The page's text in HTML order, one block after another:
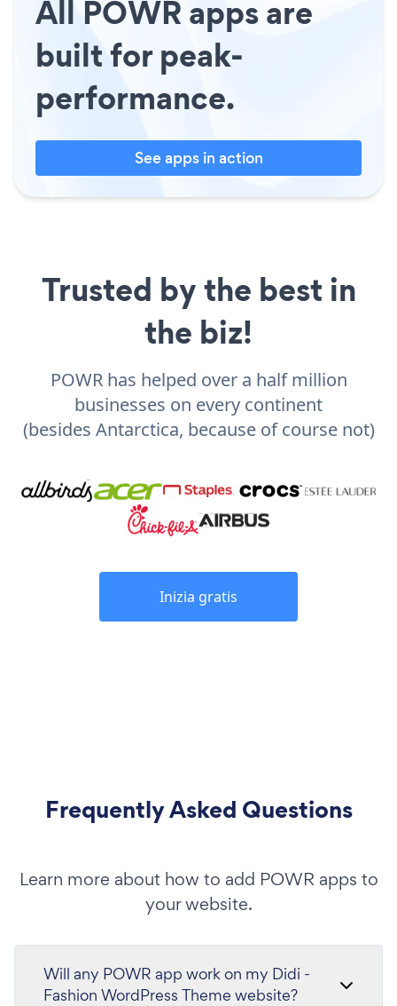
All POWR apps are
built for peak-
performance.
See apps in action
Trusted by the best in
the biz!
POWR has helped over a half million
businesses on every continent
(besides Antarctica, because of course not)
Inizia gratis
Frequently Asked Questions
Learn more about how to add POWR apps to
your website.
Will any POWR app work on my Didi -
Fashion WordPress Theme website?